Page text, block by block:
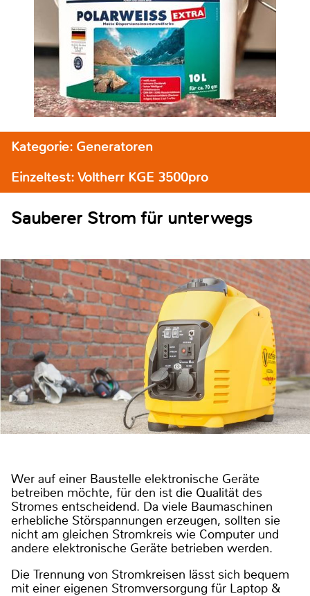
Kategorie: Generatoren
Einzeltest: Voltherr KGE 3500pro
Sauberer Strom für unterwegs
Wer auf einer Baustelle elektronische Geräte
betreiben möchte, für den ist die Qualität des
Stromes entscheidend. Da viele Baumaschinen
erhebliche Störspannungen erzeugen, sollten sie
nicht am gleichen Stromkreis wie Computer und
andere elektronische Geräte betrieben werden.
Die Trennung von Stromkreisen lässt sich bequem
mit einer eigenen Stromversorgung für Laptop &